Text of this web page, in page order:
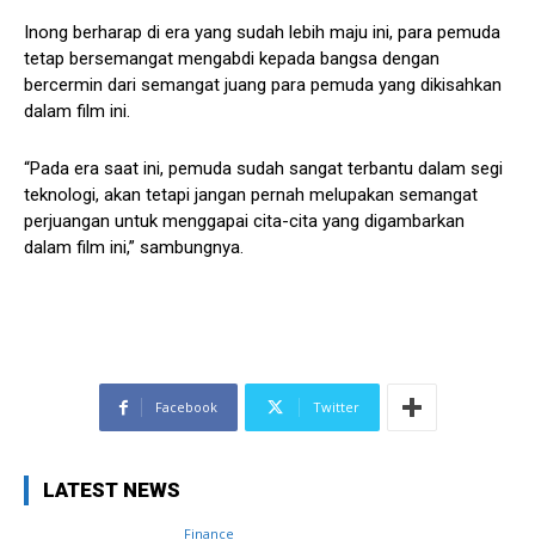
Inong berharap di era yang sudah lebih maju ini, para pemuda
tetap bersemangat mengabdi kepada bangsa dengan
bercermin dari semangat juang para pemuda yang dikisahkan
dalam film ini.
“Pada era saat ini, pemuda sudah sangat terbantu dalam segi
teknologi, akan tetapi jangan pernah melupakan semangat
perjuangan untuk menggapai cita-cita yang digambarkan
dalam film ini,” sambungnya.
Facebook Twitter
LATEST NEWS
Finance